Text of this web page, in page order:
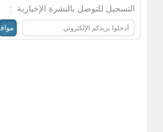
‏التسجيل للتوصل بالنشرة الإخبارية ‏ :